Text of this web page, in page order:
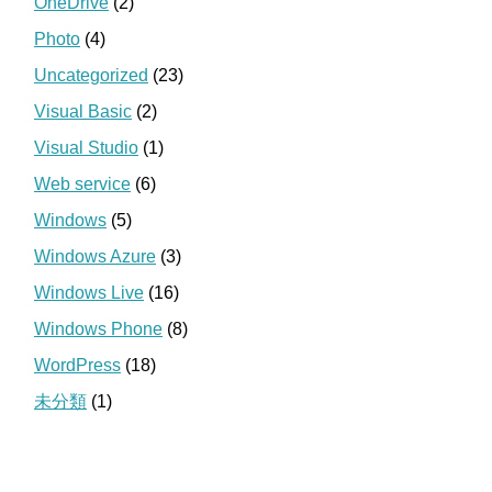
Photo (4)
Uncategorized (23)
Visual Basic (2)
Visual Studio (1)
Web service (6)
Windows (5)
Windows Azure (3)
Windows Live (16)
Windows Phone (8)
WordPress (18)
未分類 (1)